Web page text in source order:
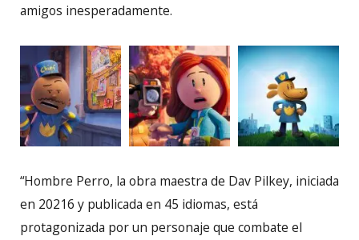
amigos inesperadamente.
“Hombre Perro, la obra maestra de Dav Pilkey, iniciada
en 20216 y publicada en 45 idiomas, está
protagonizada por un personaje que combate el